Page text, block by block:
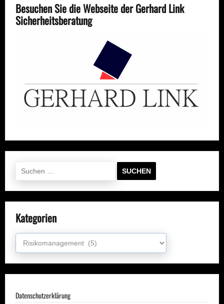
Besuchen Sie die Webseite der Gerhard Link
Sicherheitsberatung
nach:
Kategorien
Kategorien
Datenschutzerklärung